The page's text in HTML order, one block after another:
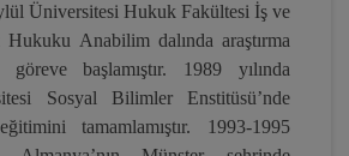
ve Tazminatları - 1 - III. İş
- VII. Oturum
Üniversitesi Hukuk Fakültesi İş ve
Anabilim dalında araştırma
başlamıştır. 1989 yılında
Sosyal Bilimler Enstitüsü’nde
tamamlamıştır. 1993-1995